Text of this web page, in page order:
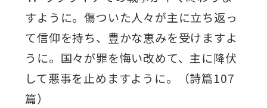
すように。傷ついた人々が主に立ち返っ
て信仰を持ち、豊かな恵みを受けますよ
うに。国々が罪を悔い改めて、主に降伏
して悪事を止めますように。（詩篇107
篇）